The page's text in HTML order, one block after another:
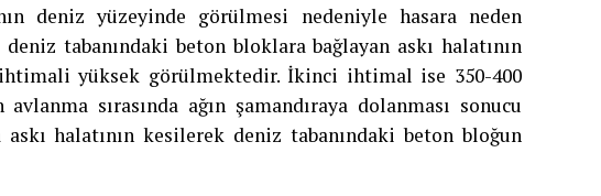
deniz yüzeyinde görülmesi nedeniyle hasara neden
tabanındaki beton bloklara bağlayan askı halatının
yüksek görülmektedir. İkinci ihtimal ise 350-400
sırasında ağın şamandıraya dolanması sonucu
halatının kesilerek deniz tabanındaki beton bloğun